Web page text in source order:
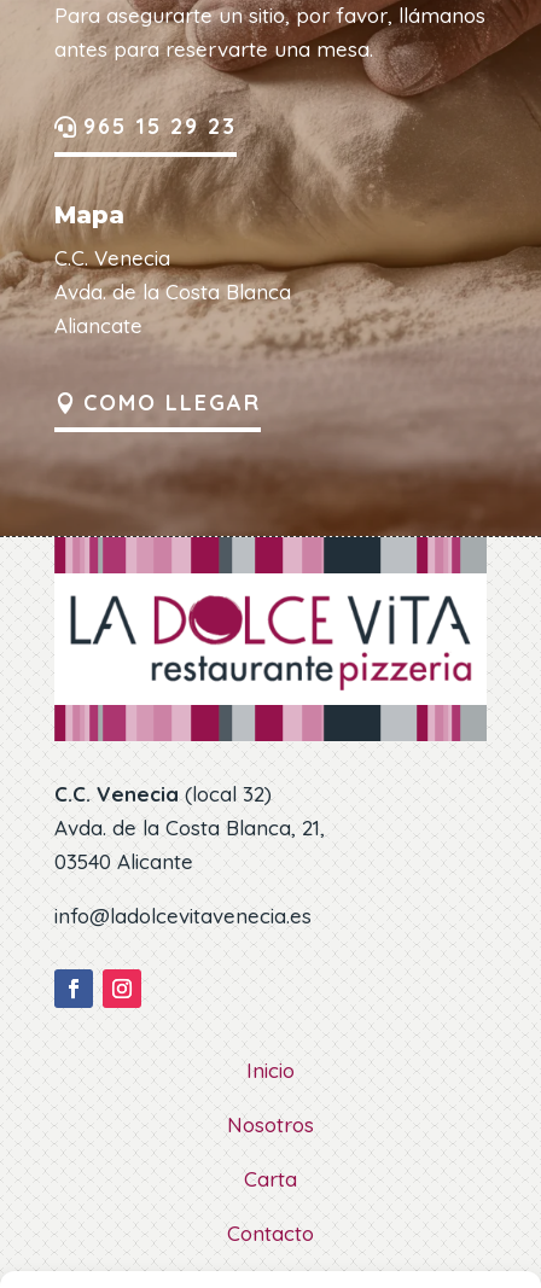
Para asegurarte un sitio, por favor, llámanos
antes para reservarte una mesa.
965 15 29 23
Mapa
C.C. Venecia
Avda. de la Costa Blanca
Aliancate
COMO LLEGAR
C.C. Venecia(local 32)
Avda. de la Costa Blanca, 21,
03540 Alicante
info@ladolcevitavenecia.es
Inicio
Nosotros
Carta
Contacto